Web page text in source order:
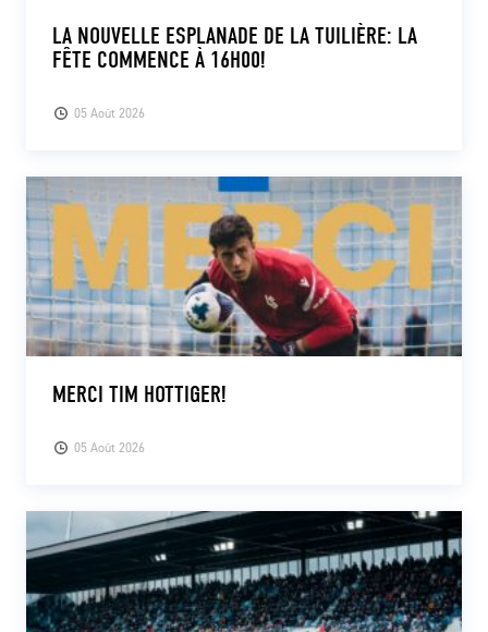
05 Août 2026
LA NOUVELLE ESPLANADE DE LA TUILIÈRE: LA
FÊTE COMMENCE À 16H00!
05 Août 2026
MERCI TIM HOTTIGER!